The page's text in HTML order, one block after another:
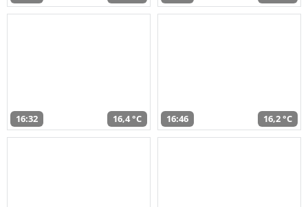
16:32 16,4 °C 16:46 16,2 °C